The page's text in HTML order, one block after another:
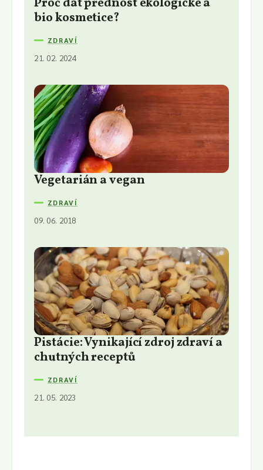
Proč dát přednost ekologické a
bio kosmetice?
ZDRAVÍ
21. 02. 2024
Vegetarián a vegan
ZDRAVÍ
09. 06. 2018
Pistácie: Vynikající zdroj zdraví a
chutných receptů
ZDRAVÍ
21. 05. 2023